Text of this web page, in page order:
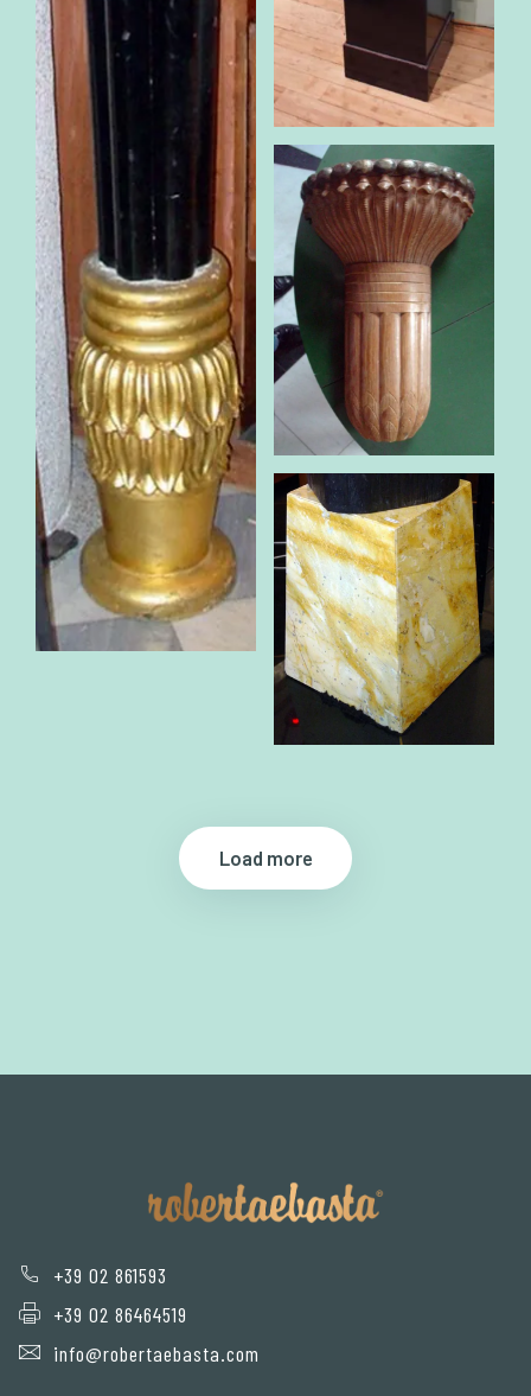
Load more
+39 02 861593
+39 02 86464519
info@robertaebasta.com